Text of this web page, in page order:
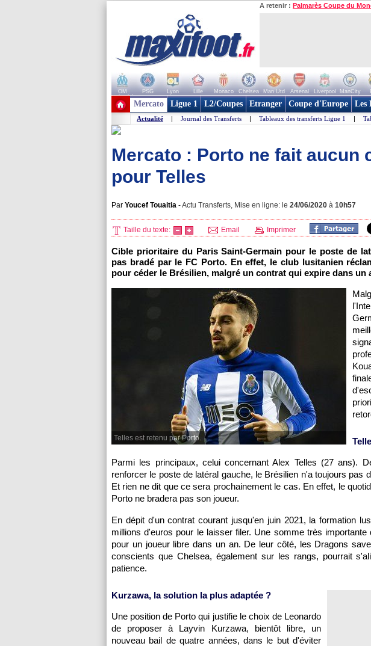
A retenir : Palmarès Coupe du
OM PSG Lyon Lille Monaco Chelsea Man Utd Arsenal Liverpool ManCity
+ de clubs
Mercato Ligue 1 L2/Coupes Etranger Coupe d'Europe Les
Actualité | Journal des Transferts | Tableaux des transferts Ligue 1 |
Mercato : Porto ne fait aucun
pour Telles
Par Youcef Touaitia -Actu Transferts, Mise en ligne: le 24/06/2020 à 10h57
Taille du texte: Email Imprimer
Cible prioritaire du Paris Saint-Germain pour le poste de
pas bradé par le FC Porto. En effet, le club lusitanien
pour céder le Brésilien, malgré un contrat qui expire dans un
Telles est retenu par Porto.
Parmi les principaux, celui concernant Alex Telles (27 ans).
renforcer le poste de latéral gauche, le Brésilien n'a toujours pas
Et rien ne dit que ce sera prochainement le cas. En effet, le
Porto ne bradera pas son joueur.
En dépit d'un contrat courant jusqu'en juin 2021, la formation
millions d'euros pour le laisser filer. Une somme très importante
pour un joueur libre dans un an. De leur côté, les Dragons
conscients que Chelsea, également sur les rangs, pourrait
patience.
Kurzawa, la solution la plus adaptée ?
Une position de Porto qui justifie le choix de Leonardo
de proposer à Layvin Kurzawa, bientôt libre, un
nouveau bail de quatre années, dans le but d'éviter